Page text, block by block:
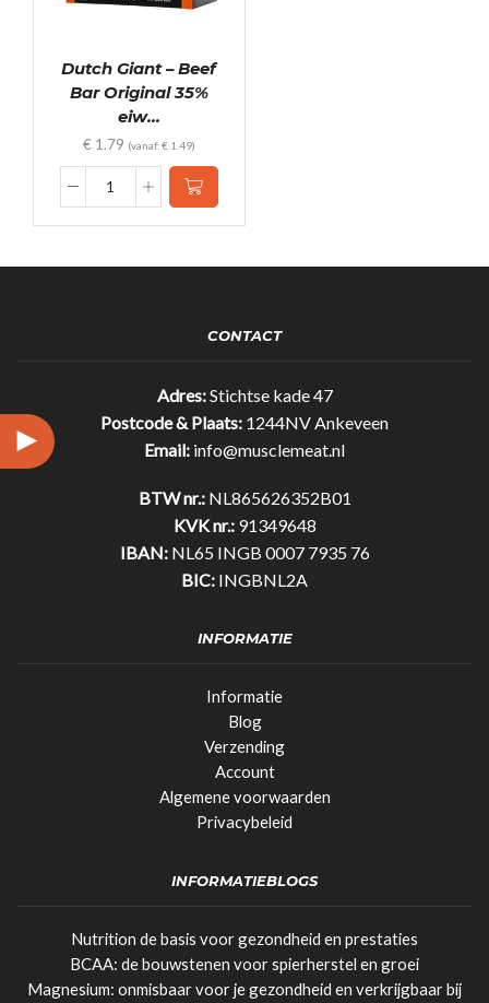
Dutch Giant – Beef
Bar Original 35%
eiw...
€ 1.79 (vanaf:€ 1.49)
Dutch
CONTACT
Adres:Stichtse kade 47
Postcode & Plaats: 1244NV Ankeveen
Email: info@musclemeat.nl
BTW nr.:NL865626352B01
KVK nr.:91349648
IBAN:NL65 INGB 0007 7935 76
BIC: INGBNL2A
INFORMATIE
Informatie
Blog
Verzending
Account
Algemene voorwaarden
Privacybeleid
INFORMATIEBLOGS
Nutrition de basis voor gezondheid en prestaties
BCAA: de bouwstenen voor spierherstel en groei
Magnesium: onmisbaar voor je gezondheid en verkrijgbaar bij